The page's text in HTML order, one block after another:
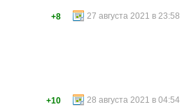
27 августа 2021 в 23:58
+8
28 августа 2021 в 04:54
+10